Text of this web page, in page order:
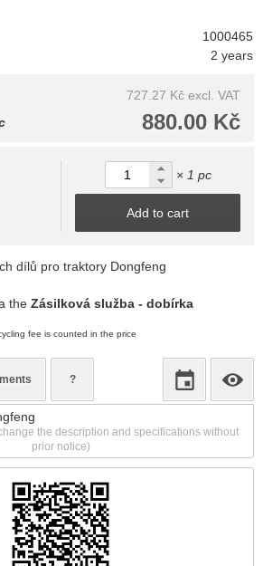
1000465
2 years
727.27 Kč excl. VAT
880.00 Kč
× 1 pc
Add to cart
dílů pro traktory Dongfeng
the Zásilková služba - dobírka
fee is counted in the price
?
the description and specifications without
prior notice)